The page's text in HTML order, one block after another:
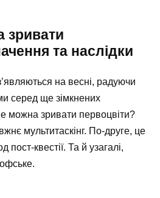
зривати
та наслідки
на весні, радуючи
серед ще зімкнених
можна зривати первоцвіти?
мультитаскінг. По-друге, це
пост-квестії. Та й узагалі,